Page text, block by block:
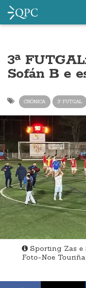
3ª
Sofán B e
CRÓNICA 3ª FUTGAL
Sporting Zas e
Foto-Noe